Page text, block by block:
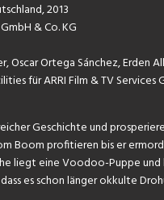
2013
& Co. KG
Oscar Ortega Sánchez, Erden
für ARRI Film & TV Services
Geschichte und
Boom profitieren bis er
liegt eine Voodoo-Puppe
es schon länger okkulte